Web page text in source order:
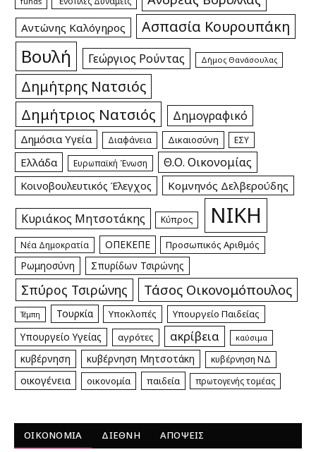
Αντώνης Καλόγηρος Ασπασία Κουρουπάκη
Βουλή Γεώργιος Ρούντας Δήμος Θανάσουλας
Δημήτρης Νατσιός
Δημήτριος Νατσιός Δημογραφικό
Δημόσια Υγεία Διαφάνεια Δικαιοσύνη ΕΣΥ
Ελλάδα Ευρωπαϊκή Ένωση Θ.Ο. Οικονομίας
Κοινοβουλευτικός Έλεγχος Κομνηνός Δελβερούδης
Κυριάκος Μητσοτάκης Κύπρος ΝΙΚΗ
Νέα Δημοκρατία ΟΠΕΚΕΠΕ Προσωπικός Αριθμός
Ρωμηοσύνη Σπυρίδων Τσιρώνης
Σπύρος Τσιρώνης Τάσος Οικονομόπουλος
Τέμπη Τουρκία Υποκλοπές Υπουργείο Παιδείας
Υπουργείο Υγείας αγρότες ακρίβεια καύσιμα
κυβέρνηση κυβέρνηση Μητσοτάκη κυβέρνηση ΝΔ
οικογένεια οικονομία παιδεία πρωτογενής τομέας
ΟΙΚΟΝΟΜΙΑ ΔΙΕΘΝΗ ΑΠΟΨΕΙΣ